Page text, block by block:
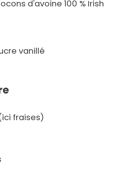
d'avoine 100 % Irish
vanillé
fraises)